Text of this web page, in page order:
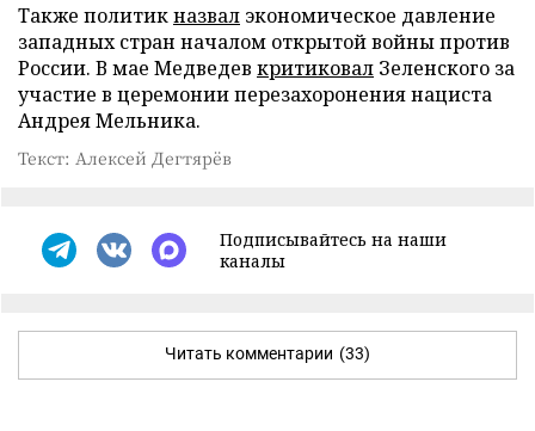
Также политикназвал экономическое давление
западных стран началом открытой войны против
России. В мае Медведев критиковал Зеленского за
участие в церемонии перезахоронения нациста
Андрея Мельника.
Текст: Алексей Дегтярёв
Подписывайтесь на наши
каналы
Читать комментарии (33)